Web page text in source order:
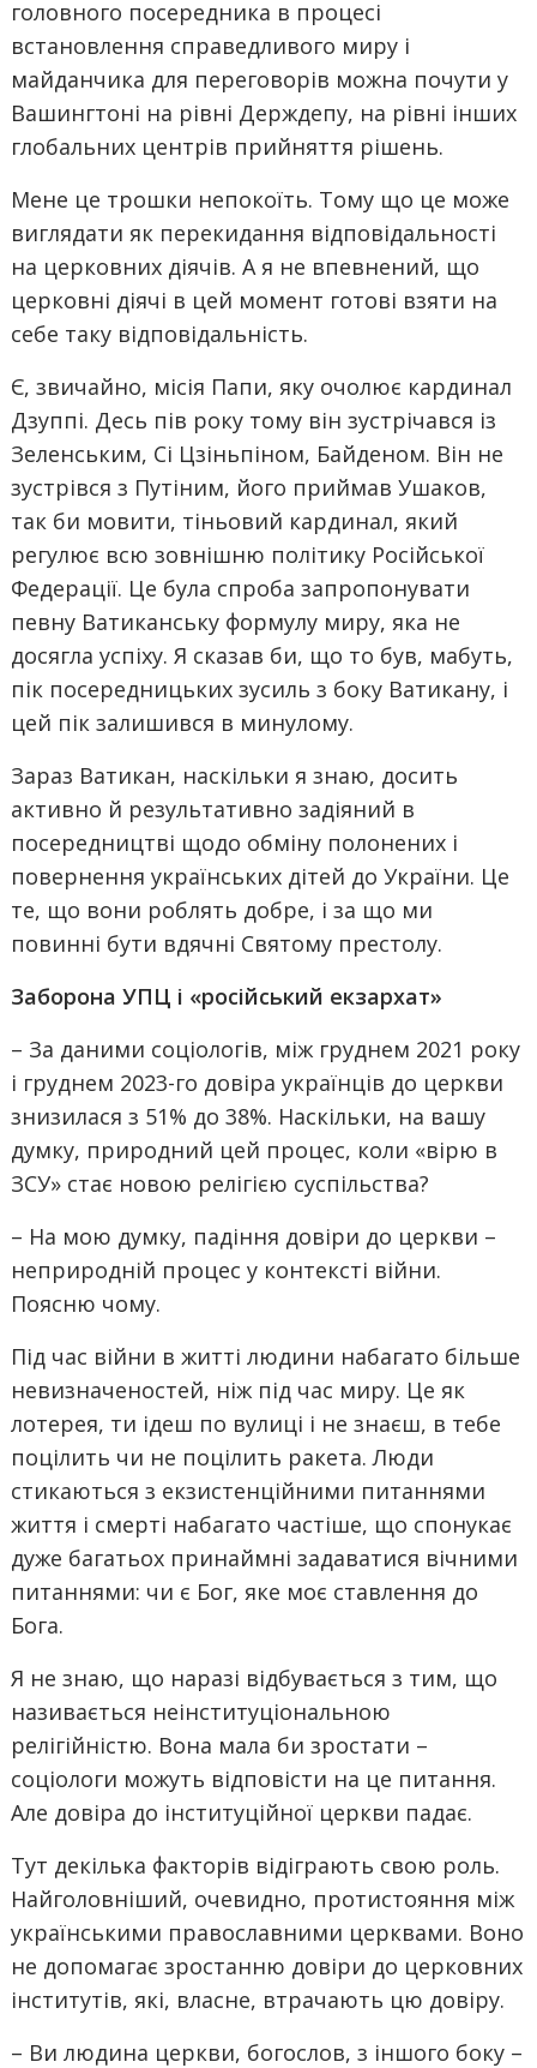
головного посередника в процесі
встановлення справедливого миру і
майданчика для переговорів можна почути у
Вашингтоні на рівні Держдепу, на рівні інших
глобальних центрів прийняття рішень.
Мене це трошки непокоїть. Тому що це може
виглядати як перекидання відповідальності
на церковних діячів. А я не впевнений, що
церковні діячі в цей момент готові взяти на
себе таку відповідальність.
Є, звичайно, місія Папи, яку очолює кардинал
Дзуппі. Десь пів року тому він зустрічався із
Зеленським, Сі Цзіньпіном, Байденом. Він не
зустрівся з Путіним, його приймав Ушаков,
так би мовити, тіньовий кардинал, який
регулює всю зовнішню політику Російської
Федерації. Це була спроба запропонувати
певну Ватиканську формулу миру, яка не
досягла успіху. Я сказав би, що то був, мабуть,
пік посередницьких зусиль з боку Ватикану, і
цей пік залишився в минулому.
Зараз Ватикан, наскільки я знаю, досить
активно й результативно задіяний в
посередництві щодо обміну полонених і
повернення українських дітей до України. Це
те, що вони роблять добре, і за що ми
повинні бути вдячні Святому престолу.
Заборона УПЦ і «російський екзархат»
– За даними соціологів, між груднем 2021 року
і груднем 2023-го довіра українців до церкви
знизилася з 51% до 38%. Наскільки, на вашу
думку, природний цей процес, коли «вірю в
ЗСУ» стає новою релігією суспільства?
– На мою думку, падіння довіри до церкви –
неприродній процес у контексті війни.
Поясню чому.
Під час війни в житті людини набагато більше
невизначеностей, ніж під час миру. Це як
лотерея, ти ідеш по вулиці і не знаєш, в тебе
поцілить чи не поцілить ракета. Люди
стикаються з екзистенційними питаннями
життя і смерті набагато частіше, що спонукає
дуже багатьох принаймні задаватися вічними
питаннями: чи є Бог, яке моє ставлення до
Бога.
Я не знаю, що наразі відбувається з тим, що
називається неінституціональною
релігійністю. Вона мала би зростати –
соціологи можуть відповісти на це питання.
Але довіра до інституційної церкви падає.
Тут декілька факторів відіграють свою роль.
Найголовніший, очевидно, протистояння між
українськими православними церквами. Воно
не допомагає зростанню довіри до церковних
інститутів, які, власне, втрачають цю довіру.
– Ви людина церкви, богослов, з іншого боку –